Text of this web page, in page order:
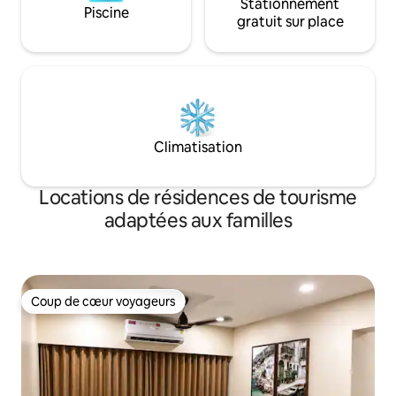
Piscine
Stationnement
gratuit sur place
Climatisation
Locations de résidences de tourisme
adaptées aux familles
Coup de cœur voyageurs
Coup de cœur voyageurs